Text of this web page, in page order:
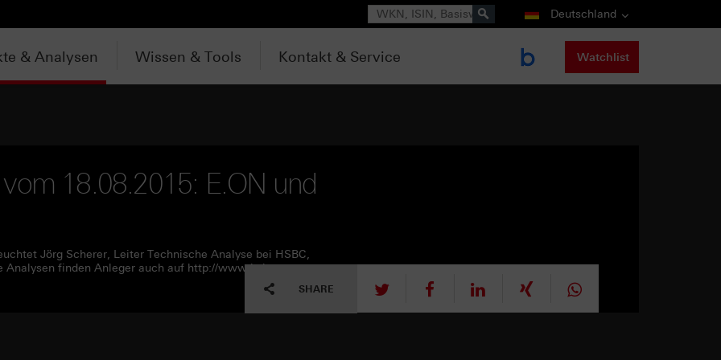
Suche Deutschland
& Analysen Wissen & Tools Kontakt & Service Watchlist
18.08.2015: E.ON und
Jörg Scherer, Leiter Technische Analyse bei HSBC,
finden Anleger auch auf http://www.hsbc-
SHARE tweet mitteilen